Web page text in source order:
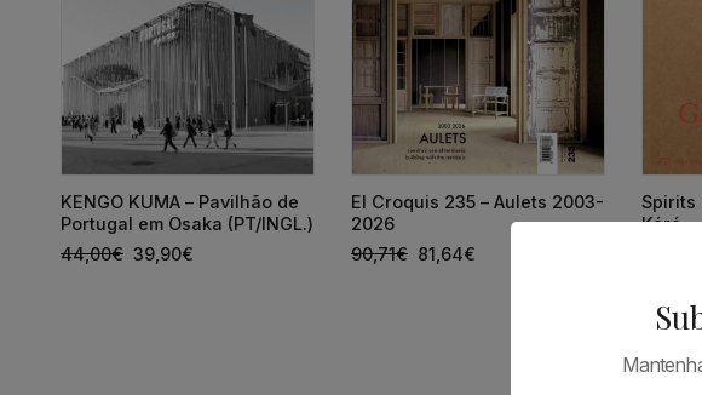
KENGO KUMA – Pavilhão de
Portugal em Osaka (PT/INGL.)
44,00€ 39,90€
El Croquis 235 – Aulets 2003-
2026
90,71€ 81,64€
Spirits
Kéré